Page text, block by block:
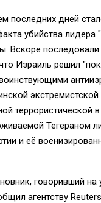
последних дней
убийства лидера
Вскоре последовали
Израиль решил
экстремистской
террористической
Тегераном
и её
говоривший на
агентству